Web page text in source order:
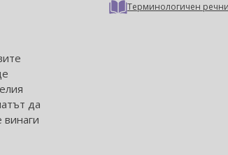
да
винаги
Терминологичен